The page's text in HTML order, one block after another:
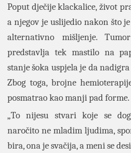
Poput dječije klackalice, život
a njegov je uslijedio nakon što
alternativno mišljenje.
predstavlja tek mastilo na
stanje šoka uspjela je da
Zbog toga, brojne
posmatrao kao manji pad forme.
„To nijesu stvari koje se
naročito ne mladim ljudima,
bira, ona je svačija, a meni se